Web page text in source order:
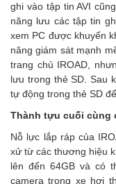
ghi vào tập tin AVI
năng lưu các tập tin
xem PC được khuyến
năng giám sát mạnh
trang chủ IROAD,
lưu trong thẻ SD. Sau
tự động trong thẻ SD
Thành tựu cuối cùng
Nỗ lực lắp ráp của
xử từ các thương hiệu
lên đến 64GB và có
camera trong xe hơi